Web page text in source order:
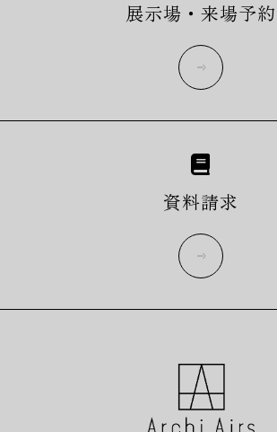
展示場・来場予約
資料請求